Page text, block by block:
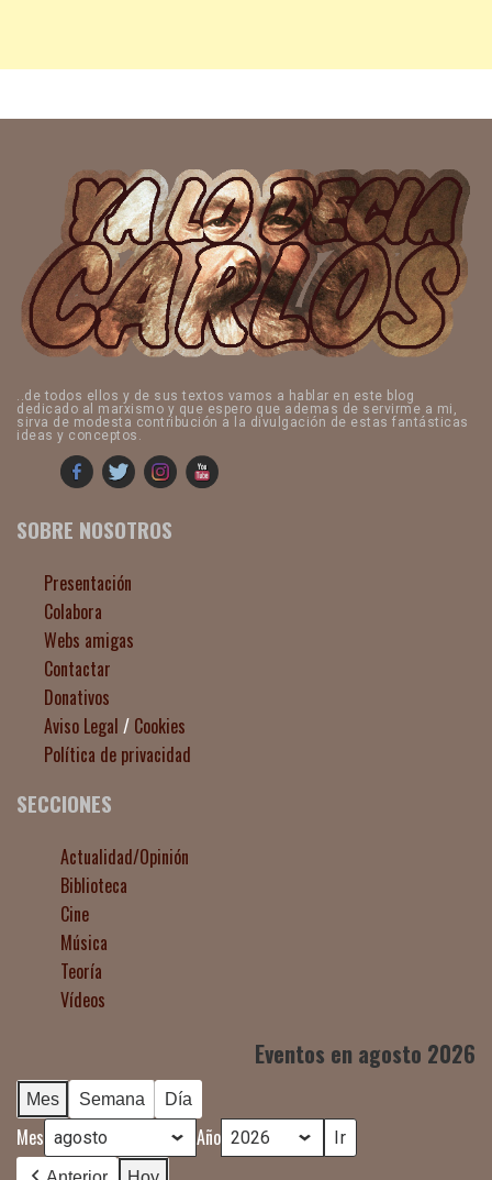
..de todos ellos y de sus textos vamos a hablar en este blog
dedicado al marxismo y que espero que ademas de servirme a mi,
sirva de modesta contribución a la divulgación de estas fantásticas
ideas y conceptos.
SOBRE NOSOTROS
Presentación
Colabora
Webs amigas
Contactar
Donativos
Aviso Legal / Cookies
Política de privacidad
SECCIONES
Actualidad/Opinión
Biblioteca
Cine
Música
Teoría
Vídeos
Eventos en agosto 2026
Mes Semana Día
Mes Año